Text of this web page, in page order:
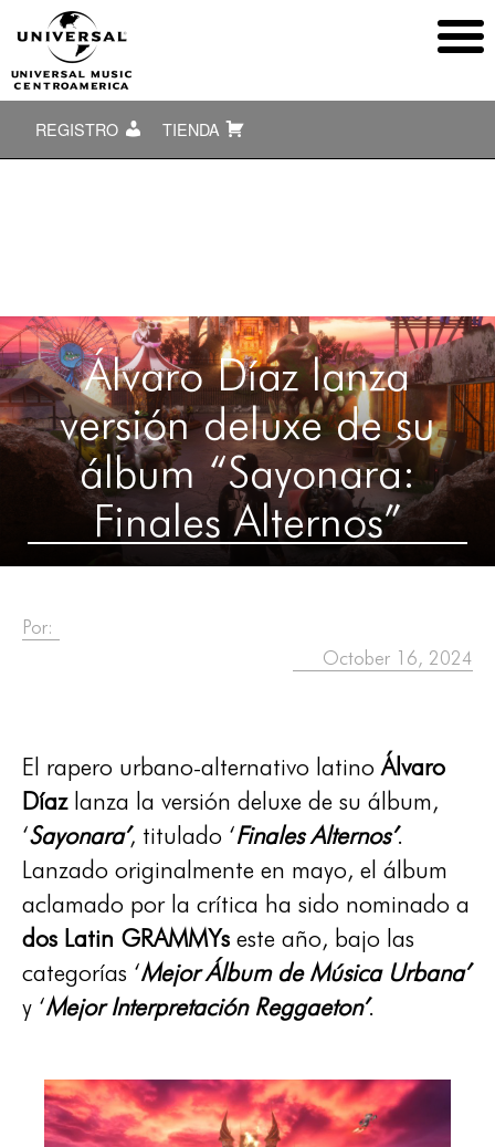
REGISTRO TIENDA
Álvaro Díaz lanza
versión deluxe de su
álbum “Sayonara:
Finales Alternos”
Por:
October 16, 2024
El rapero urbano-alternativo latino Álvaro
Díaz lanza la versión deluxe de su álbum,
‘Sayonara’, titulado ‘Finales Alternos’.
Lanzado originalmente en mayo, el álbum
aclamado por la crítica ha sido nominado a
dos Latin GRAMMYs este año, bajo las
categorías ‘Mejor Álbum de Música Urbana’
y ‘Mejor Interpretación Reggaeton’.